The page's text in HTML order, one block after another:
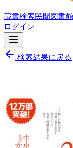
蔵書検索民間図書
ログイン
検索結果に戻る